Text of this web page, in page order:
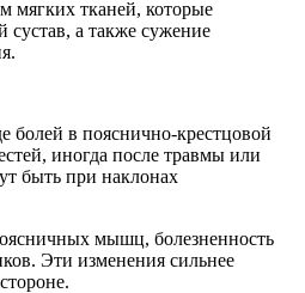
мягких тканей, которые
а также сужение
болей в пояснично-крестцовой
иногда после травмы или
быть при наклонах
мышц, болезненность
Эти изменения сильнее